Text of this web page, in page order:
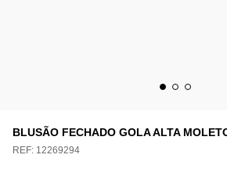
BLUSÃO FECHADO GOLA ALTA
REF: 12269294